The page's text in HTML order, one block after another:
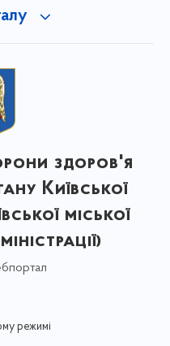
здоров'я
Київської
міської
режимі